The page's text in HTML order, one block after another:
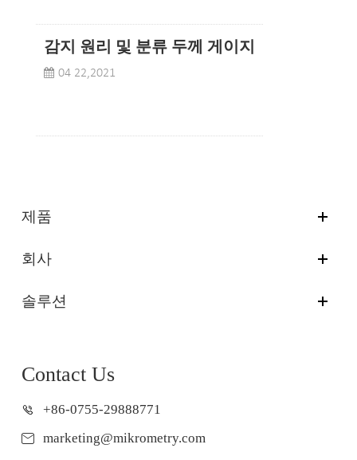
감지 원리 및 분류 두께 게이지
04 22,2021
제품
회사
솔루션
Contact Us
+86-0755-29888771
marketing@mikrometry.com